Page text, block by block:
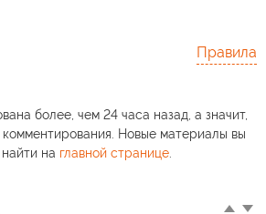
Правила
более, чем 24 часа назад, а значит,
Новые материалы вы
на главной странице.